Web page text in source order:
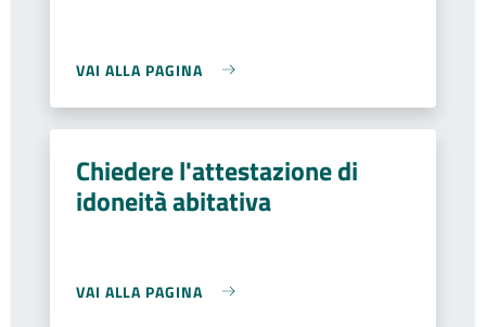
VAI ALLA PAGINA
Chiedere l'attestazione di
idoneità abitativa
VAI ALLA PAGINA